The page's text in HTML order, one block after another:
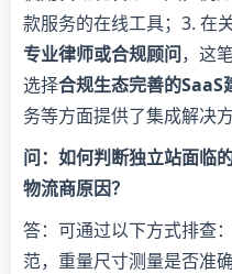
款服务的在线工具；3. 在
专业律师或合规顾问，这
选择合规生态完善的SaaS
务等方面提供了集成解决方
问：如何判断独立站面临
物流商原因？
答：可通过以下方式排查
范，重量尺寸测量是否准